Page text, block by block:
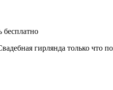
бесплатно
гирлянда только что